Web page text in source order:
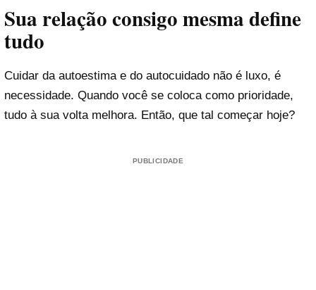
Sua relação consigo mesma define
tudo
Cuidar da autoestima e do autocuidado não é luxo, é
necessidade. Quando você se coloca como prioridade,
tudo à sua volta melhora. Então, que tal começar hoje?
PUBLICIDADE